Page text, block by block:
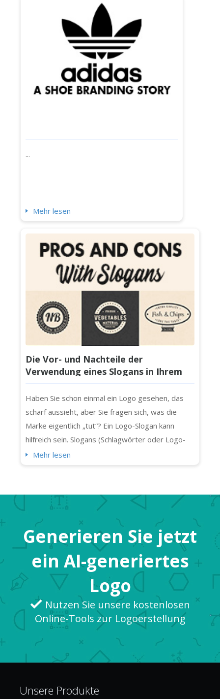
...
Mehr lesen
Die Vor- und Nachteile der
Verwendung eines Slogans in Ihrem
Logo
Haben Sie schon einmal ein Logo gesehen, das
scharf aussieht, aber Sie fragen sich, was die
Marke eigentlich „tut“? Ein Logo-Slogan kann
hilfreich sein. Slogans (Schlagwörter oder Logo-
Taglines) fügen Logos Klarheit und Persönlichkeit
verwirrt ein Slogan nur die Botschaft oder
überfüllt das Design. Wen...
Mehr lesen
Generieren Sie jetzt
ein AI-generiertes
Logo
Nutzen Sie unsere kostenlosen
Online-Tools zur Logoerstellung
Unsere Produkte